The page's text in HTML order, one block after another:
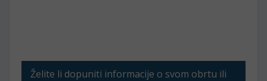
Želite li dopuniti informacije o svom obrtu ili